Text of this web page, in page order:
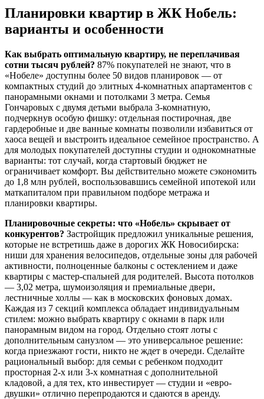
Планировки квартир в ЖК Нобель:
варианты и особенности
Как выбрать оптимальную квартиру, не переплачивая
сотни тысяч рублей? 87% покупателей не знают, что в
«Нобеле» доступны более 50 видов планировок — от
компактных студий до элитных 4-комнатных апартаментов с
панорамными окнами и потолками 3 метра. Семья
Гончаровых с двумя детьми выбрала 3-комнатную,
подчеркнув особую фишку: отдельная постирочная, две
гардеробные и две ванные комнаты позволили избавиться от
хаоса вещей и выстроить идеальное семейное пространство. А
для молодых покупателей доступны студии и однокомнатные
варианты: тот случай, когда стартовый бюджет не
ограничивает комфорт. Вы действительно можете сэкономить
до 1,8 млн рублей, воспользовавшись семейной ипотекой или
маткапиталом при правильном подборе метража и
планировки квартиры.
Планировочные секреты: что «Нобель» скрывает от
конкурентов? Застройщик предложил уникальные решения,
которые не встретишь даже в дорогих ЖК Новосибирска:
ниши для хранения велосипедов, отдельные зоны для рабочей
активности, полноценные балконы с остеклением и даже
квартиры с мастер-спальней для родителей. Высота потолков
— 3,02 метра, шумоизоляция и премиальные двери,
лестничные холлы — как в московских фоновых домах.
Каждая из 7 секций комплекса обладает индивидуальным
стилем: можно выбрать квартиру с окнами в парк или
панорамным видом на город. Отдельно стоят лоты с
дополнительным санузлом — это универсальное решение:
когда приезжают гости, никто не ждет в очереди. Сделайте
рациональный выбор: для семьи с ребенком подходит
просторная 2-х или 3-х комнатная с дополнительной
кладовой, а для тех, кто инвестирует — студии и «евро-
двушки» отлично перепродаются и сдаются в аренду.